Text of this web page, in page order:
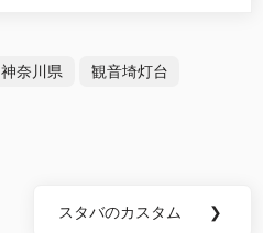
神奈川県 観音埼灯台
Next
スタバのカスタム ❯